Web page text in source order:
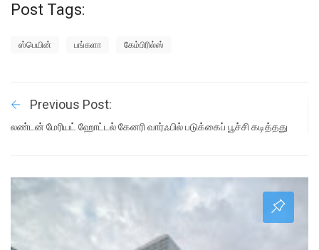
Post Tags:
ஸ்பெயின் பங்களா கேம்பிரில்ஸ்
Previous Post:
லண்டன் மேரியட் ஹோட்டல் கேனரி வார்ஃபில் படுக்கைப் பூச்சி கடித்தது